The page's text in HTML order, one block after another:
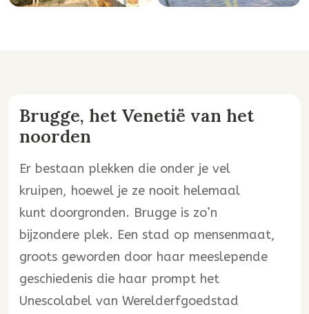
Brugge, het Venetië van het
noorden
Er bestaan plekken die onder je vel
kruipen, hoewel je ze nooit helemaal
kunt doorgronden. Brugge is zo’n
bijzondere plek. Een stad op mensenmaat,
groots geworden door haar meeslepende
geschiedenis die haar prompt het
Unescolabel van Werelderfgoedstad